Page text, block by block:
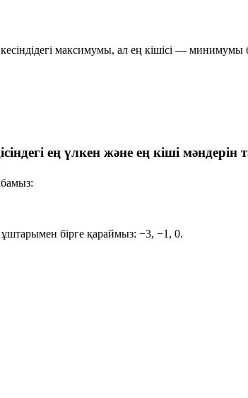
максимумы, ал ең кішісі — минимумы
ең үлкен және ең кіші мәндерін
ұштарымен бірге қараймыз: −3, −1, 0.